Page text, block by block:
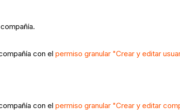
con el permiso granular "Crear y editar
con el permiso granular "Crear y editar